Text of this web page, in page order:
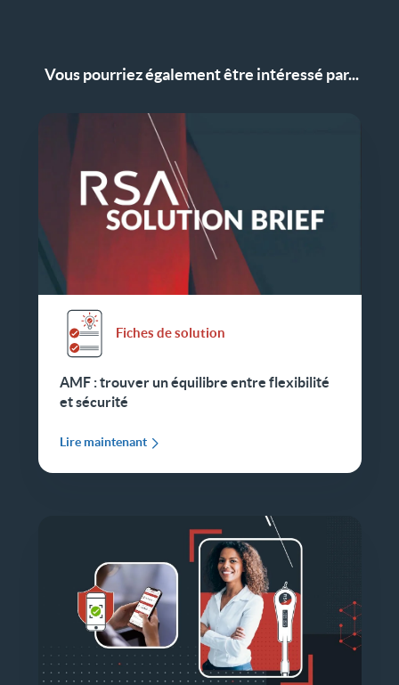
Vous pourriez également être intéressé par...
Fiches de solution
AMF : trouver un équilibre entre flexibilité
et sécurité
Lire maintenant